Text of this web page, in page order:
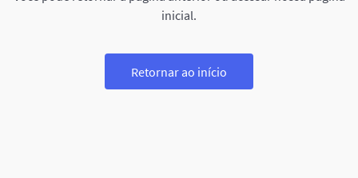
inicial.
Retornar ao início